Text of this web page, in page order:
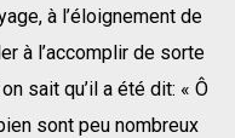
à l’éloignement de
à l’accomplir de sorte
sait qu’il a été dit: « Ô
sont peu nombreux